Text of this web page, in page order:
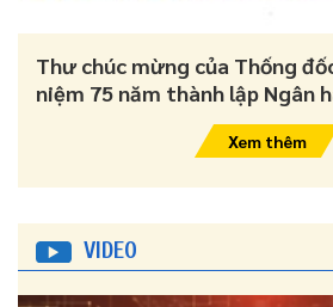
Thư chúc mừng của Thống
niệm 75 năm thành lập Ngân
Xem thêm
VIDEO